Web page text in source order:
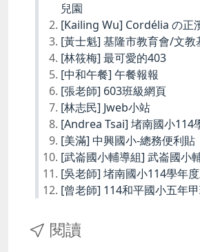
兒園
[Kailing Wu] Cordélia の正
[黃士魁] 基隆市教育會/文教
[林筱梅] 最可愛的403
[中和午餐] 午餐報報
[張老師] 603班級網頁
[林志民] Jweb小站
[Andrea Tsai] 堵南國小114
[美滿] 中興國小-總務便利貼
[武崙國小輔導組] 武崙國小
[吳老師] 堵南國小114學年
[曾老師] 114和平國小五年
閱讀